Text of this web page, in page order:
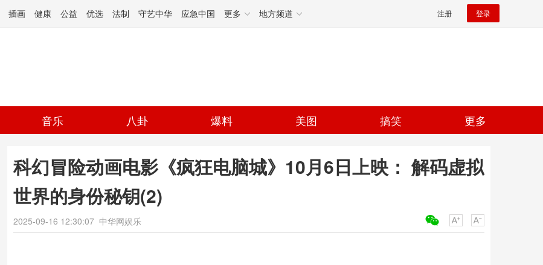
插画 健康 公益 优选 法制 守艺中华 应急中国 更多 地方频道 注册 登录
音乐 八卦 爆料 美图 搞笑 更多
科幻冒险动画电影《疯狂电脑城》10月6日上映： 解码虚拟
世界的身份秘钥(2)
2025-09-16 12:30:07 中华网娱乐